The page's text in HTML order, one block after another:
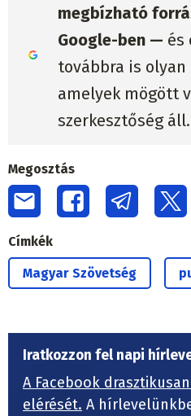
megbízható
Google-ben — és
továbbra is olyan
amelyek mögött
szerkesztőség áll.
Megosztás
Címkék
Magyar Szövetség
Iratkozzon fel napi
A Facebook
elérését. A